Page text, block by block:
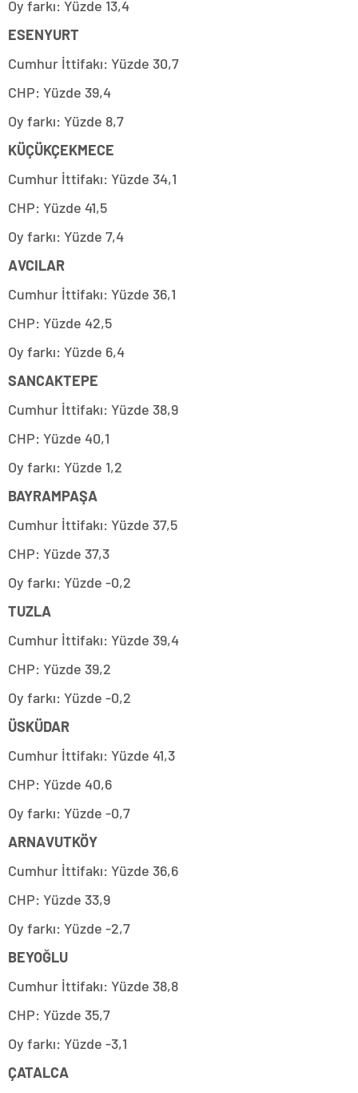
Oy farkı: Yüzde 13,4
ESENYURT
Cumhur İttifakı: Yüzde 30,7
CHP: Yüzde 39,4
Oy farkı: Yüzde 8,7
KÜÇÜKÇEKMECE
Cumhur İttifakı: Yüzde 34,1
CHP: Yüzde 41,5
Oy farkı: Yüzde 7,4
AVCILAR
Cumhur İttifakı: Yüzde 36,1
CHP: Yüzde 42,5
Oy farkı: Yüzde 6,4
SANCAKTEPE
Cumhur İttifakı: Yüzde 38,9
CHP: Yüzde 40,1
Oy farkı: Yüzde 1,2
BAYRAMPAŞA
Cumhur İttifakı: Yüzde 37,5
CHP: Yüzde 37,3
Oy farkı: Yüzde -0,2
TUZLA
Cumhur İttifakı: Yüzde 39,4
CHP: Yüzde 39,2
Oy farkı: Yüzde -0,2
ÜSKÜDAR
Cumhur İttifakı: Yüzde 41,3
CHP: Yüzde 40,6
Oy farkı: Yüzde -0,7
ARNAVUTKÖY
Cumhur İttifakı: Yüzde 36,6
CHP: Yüzde 33,9
Oy farkı: Yüzde -2,7
BEYOĞLU
Cumhur İttifakı: Yüzde 38,8
CHP: Yüzde 35,7
Oy farkı: Yüzde -3,1
ÇATALCA